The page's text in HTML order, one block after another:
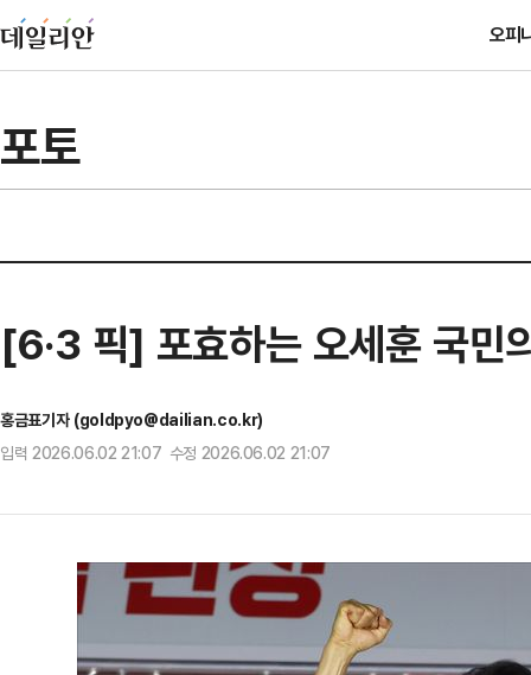
오피
포토
[6·3 픽] 포효하는 오세훈 국민
홍금표기자 (goldpyo@dailian.co.kr)
입력 2026.06.02 21:07 수정 2026.06.02 21:07